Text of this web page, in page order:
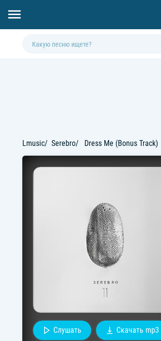
Lmusic Serebro Dress Me (Bonus Track)
Слушать Скачать mp3